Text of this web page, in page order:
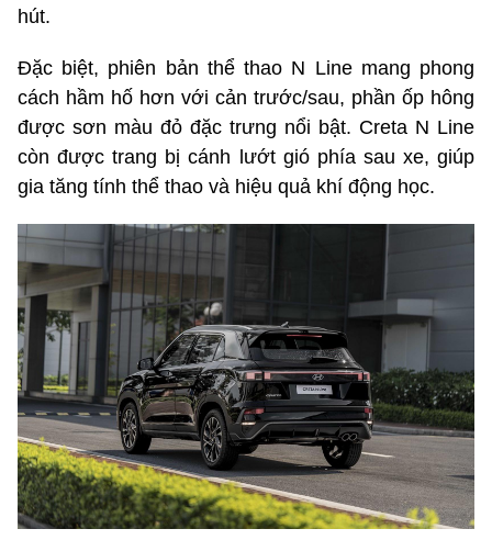
hút.
Đặc biệt, phiên bản thể thao N Line mang phong
cách hầm hố hơn với cản trước/sau, phần ốp hông
được sơn màu đỏ đặc trưng nổi bật. Creta N Line
còn được trang bị cánh lướt gió phía sau xe, giúp
gia tăng tính thể thao và hiệu quả khí động học.